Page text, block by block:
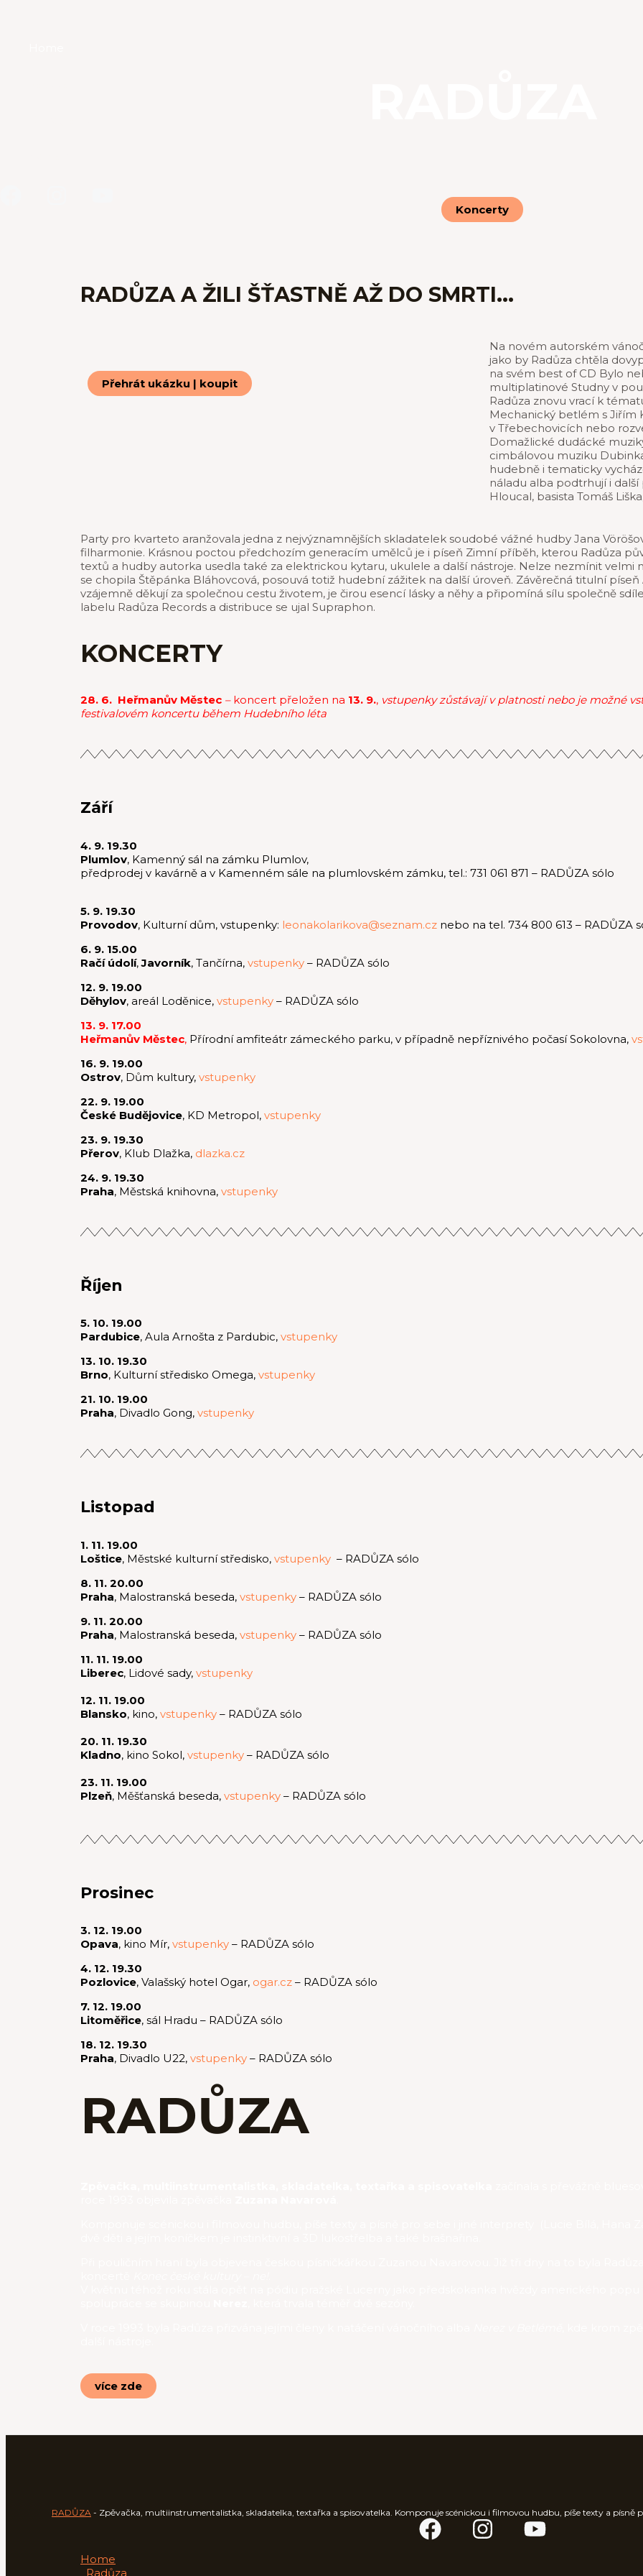
Koncerty
RADŮZA A ŽILI ŠŤASTNĚ AŽ DO SMRTI...
Přehrát ukázku | koupit
Na novém autorském
jako by Radůza chtěla
na svém best of CD Bylo
multiplatinové Studny v
Radůza znovu vrací k
Mechanický betlém s
v Třebechovicích nebo
Domažlické dudácké
cimbálovou muziku
hudebně i tematicky
náladu alba podtrhují i
Hloucal, basista Tomáš
Party pro kvarteto aranžovala jedna z nejvýznamnějších skladatelek soudobé vážné hudby Jana
filharmonie. Krásnou poctou předchozím generacím umělců je i píseň Zimní příběh, kterou Radůza
textů a hudby autorka usedla také za elektrickou kytaru, ukulele a další nástroje. Nelze nezmínit velmi
se chopila Štěpánka Bláhovcová, posouvá totiž hudební zážitek na další úroveň. Závěrečná titulní píseň
vzájemně děkují za společnou cestu životem, je čirou esencí lásky a něhy a připomíná sílu společně
labelu Radůza Records a distribuce se ujal Supraphon.
KONCERTY
28. 6. Heřmanův Městec – koncert přeložen na 13. 9., vstupenky zůstávají v platnosti nebo je možné
festivalovém koncertu během Hudebního léta
Září
4. 9. 19.30
Plumlov, Kamenný sál na zámku Plumlov,
předprodej v kavárně a v Kamenném sále na plumlovském zámku, tel.: 731 061 871 – RADŮZA sólo
5. 9. 19.30
Provodov, Kulturní dům, vstupenky: leonakolarikova@seznam.cz nebo na tel. 734 800 613 – RADŮZA
6. 9. 15.00
Račí údolí,Javorník, Tančírna, vstupenky – RADŮZA sólo
12. 9. 19.00
Děhylov, areál Loděnice, vstupenky – RADŮZA sólo
13. 9. 17.00
Heřmanův Městec, Přírodní amfiteátr zámeckého parku, v případně nepříznivého počasí Sokolovna,
16. 9. 19.00
Ostrov, Dům kultury, vstupenky
22. 9. 19.00
České Budějovice, KD Metropol, vstupenky
23. 9. 19.30
Přerov, Klub Dlažka, dlazka.cz
24. 9. 19.30
Praha, Městská knihovna, vstupenky
Říjen
5. 10. 19.00
Pardubice, Aula Arnošta z Pardubic, vstupenky
13. 10. 19.30
Brno, Kulturní středisko Omega, vstupenky
21. 10. 19.00
Praha, Divadlo Gong, vstupenky
Listopad
1. 11. 19.00
Loštice, Městské kulturní středisko, vstupenky – RADŮZA sólo
8. 11. 20.00
Praha, Malostranská beseda, vstupenky – RADŮZA sólo
9. 11. 20.00
Praha, Malostranská beseda, vstupenky – RADŮZA sólo
11. 11. 19.00
Liberec, Lidové sady, vstupenky
12. 11. 19.00
Blansko, kino, vstupenky – RADŮZA sólo
20. 11. 19.30
Kladno, kino Sokol, vstupenky – RADŮZA sólo
23. 11. 19.00
Plzeň, Měšťanská beseda, vstupenky – RADŮZA sólo
Prosinec
3. 12. 19.00
Opava, kino Mír, vstupenky – RADŮZA sólo
4. 12. 19.30
Pozlovice, Valašský hotel Ogar, ogar.cz – RADŮZA sólo
7. 12. 19.00
Litoměřice, sál Hradu – RADŮZA sólo
18. 12. 19.30
Praha, Divadlo U22, vstupenky – RADŮZA sólo
RADŮZA
více zde
RADŮZA - Zpěvačka, multiinstrumentalistka, skladatelka, textařka a spisovatelka. Komponuje scénickou i filmovou hudbu, píše texty a písně
Home
Radůza